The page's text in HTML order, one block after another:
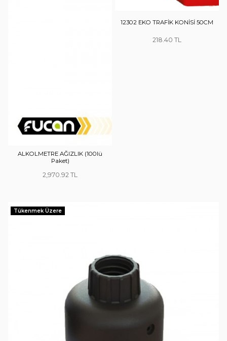
ALKOLMETRE AĞIZLIK (100lü
Paket)
2,970.92
12302 EKO TRAFİK KONİSİ 50CM
218.40
Tükenmek Üzere